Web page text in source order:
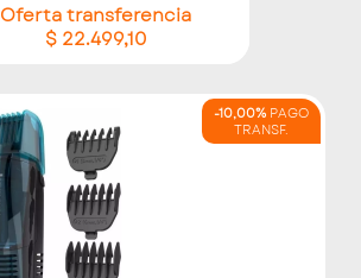
Oferta transferencia
$ 22.499,10
-10,00% PAGO
TRANSF.